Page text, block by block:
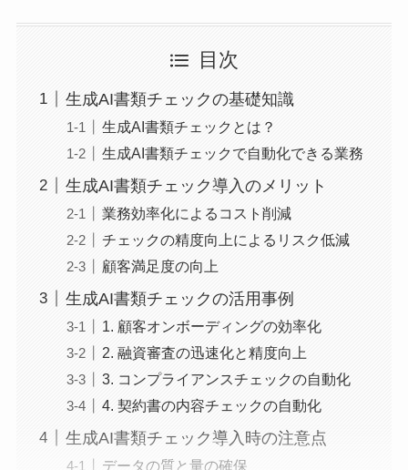
目次
生成AI書類チェックの基礎知識
生成AI書類チェックとは？
生成AI書類チェックで自動化できる業務
生成AI書類チェック導入のメリット
業務効率化によるコスト削減
チェックの精度向上によるリスク低減
顧客満足度の向上
生成AI書類チェックの活用事例
1. 顧客オンボーディングの効率化
2. 融資審査の迅速化と精度向上
3. コンプライアンスチェックの自動化
4. 契約書の内容チェックの自動化
生成AI書類チェック導入時の注意点
データの質と量の確保